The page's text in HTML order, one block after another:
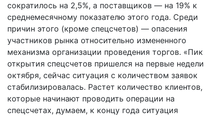
сократилось на 2,5%, а поставщиков — на 19% к
среднемесячному показателю этого года. Среди
причин этого (кроме спецсчетов) — опасения
участников рынка относительно измененного
механизма организации проведения торгов. «Пик
открытия спецсчетов пришелся на первые недели
октября, сейчас ситуация с количеством заявок
стабилизировалась. Растет количество клиентов,
которые начинают проводить операции на
спецсчетах, думаем, к концу года ситуация